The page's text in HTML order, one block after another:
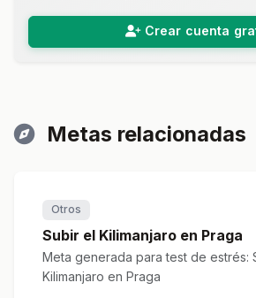
Crear cuenta
Metas relacionadas
Otros
Subir el Kilimanjaro en Praga
Meta generada para test de estrés:
Kilimanjaro en Praga